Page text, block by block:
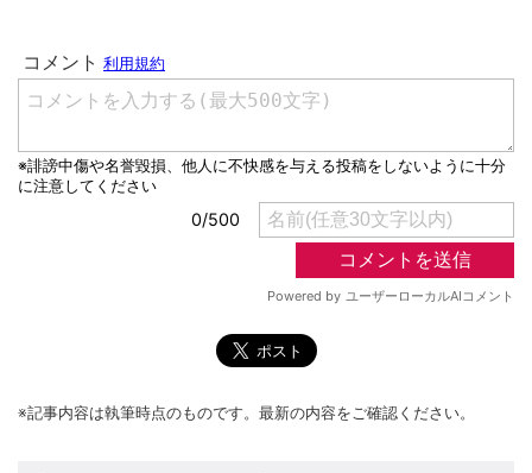
※記事内容は執筆時点のものです。最新の内容をご確認ください。